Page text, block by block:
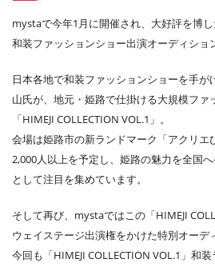
mystaで今年1月に開催され、大好評を博し
和装ファッションショー出演オーディショ
日本各地で和装ファッションショーを手
山氏が、地元・姫路で仕掛ける大規模ファ
「HIMEJI COLLECTION VOL.1」。
会場は姫路市の新ランドマーク「アクリエ
2,000人以上を予定し、姫路の魅力を全国
として注目を集めています。
そして再び、mystaではこの「HIMEJI
ウェイステージ出演権をかけた特別オーデ
今回も「HIMEJI COLLECTION VOL.1」和